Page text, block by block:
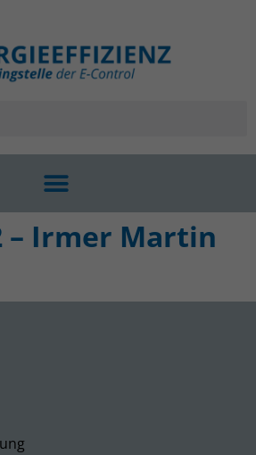
– Irmer Martin